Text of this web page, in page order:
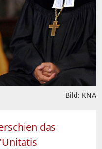
Bild: KNA
das